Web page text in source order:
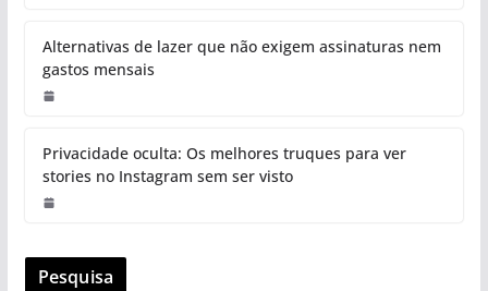
Alternativas de lazer que não exigem assinaturas nem
gastos mensais
Privacidade oculta: Os melhores truques para ver
stories no Instagram sem ser visto
Pesquisa